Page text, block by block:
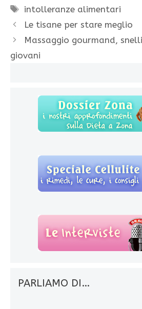
Tag
intolleranze alimentari
Le tisane per stare meglio
Massaggio gourmand,
giovani
PARLIAMO DI…